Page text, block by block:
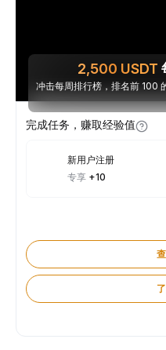
2,500 USDT
冲击每周排行榜，排名前 100
完成任务，赚取经验值
新用户注册
专享 +10